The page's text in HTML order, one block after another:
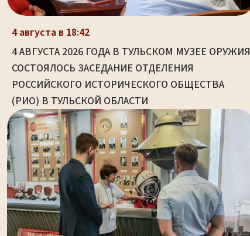
4 августа в 18:42
4 АВГУСТА 2026 ГОДА В ТУЛЬСКОМ МУЗЕЕ ОРУЖИЯ
СОСТОЯЛОСЬ ЗАСЕДАНИЕ ОТДЕЛЕНИЯ
РОССИЙСКОГО ИСТОРИЧЕСКОГО ОБЩЕСТВА
(РИО) В ТУЛЬСКОЙ ОБЛАСТИ